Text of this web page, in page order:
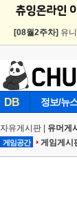
[08월2주차] 유
DB 정보/뉴
자유게시판 유머게
게임공간 게임게시